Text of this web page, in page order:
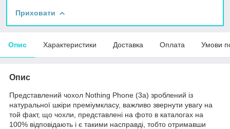
Приховати
Опис Характеристики Доставка Оплата Умови
Опис
Представлений чохол Nothing Phone (3a) зроблений із
натуральної шкіри преміумкласу, важливо звернути увагу на
той факт, що чохли, представлені на фото в каталогах на
100% відповідають і є такими насправді, тобто отримавши